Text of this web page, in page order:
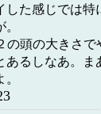
した感じでは
の頭の大きさ
あるしなあ。